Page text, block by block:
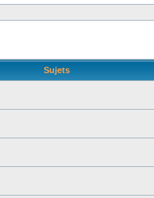
Sujets